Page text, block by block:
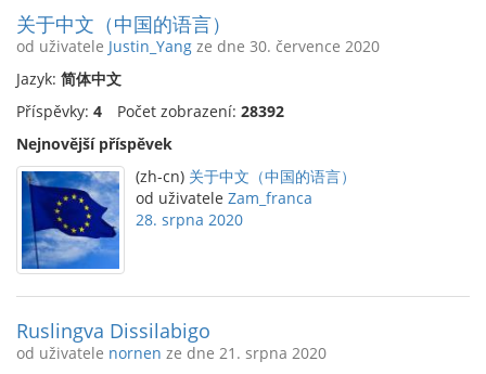
关于中文（中国的语言）
od uživatele Justin_Yang ze dne 30. července 2020
Jazyk: 简体中文
Příspěvky: 4 Počet zobrazení: 28392
Nejnovější příspěvek
(zh-cn) 关于中文（中国的语言）
od uživatele Zam_franca
28. srpna 2020
Ruslingva Dissilabigo
od uživatele nornen ze dne 21. srpna 2020